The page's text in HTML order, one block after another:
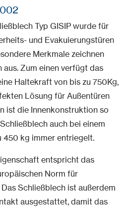
Typ GISIP wurde für
und Evakuierungstüren
Merkmale zeichnen
aus. Zum einen verfügt das
Haltekraft von bis zu 750Kg,
Lösung für Außentüren
ist die Innenkonstruktion so
auch bei einem
450 kg immer entriegelt.
entspricht das
Norm für
Schließblech ist außerdem
ausgestattet, damit das